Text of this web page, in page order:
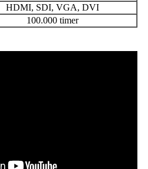
HDMI, SDI, VGA, DVI
100.000 timer